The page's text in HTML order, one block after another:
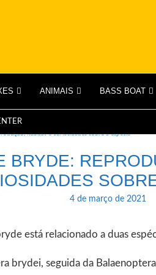
ANIMAIS BASS BOAT
habitat e curiosidades sobre a espécie
BRYDE:
4 de março de 2021
está relacionado a duas
brydei, seguida da